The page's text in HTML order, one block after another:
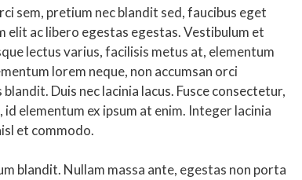
sem, pretium nec blandit sed, faucibus eget
elit ac libero egestas egestas. Vestibulum et
lectus varius, facilisis metus at, elementum
lorem neque, non accumsan orci
Duis nec lacinia lacus. Fusce consectetur,
elementum ex ipsum at enim. Integer lacinia
et commodo.
blandit. Nullam massa ante, egestas non porta